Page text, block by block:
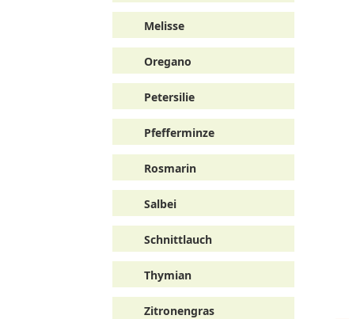
Melisse
Oregano
Petersilie
Pfefferminze
Rosmarin
Salbei
Schnittlauch
Thymian
Zitronengras